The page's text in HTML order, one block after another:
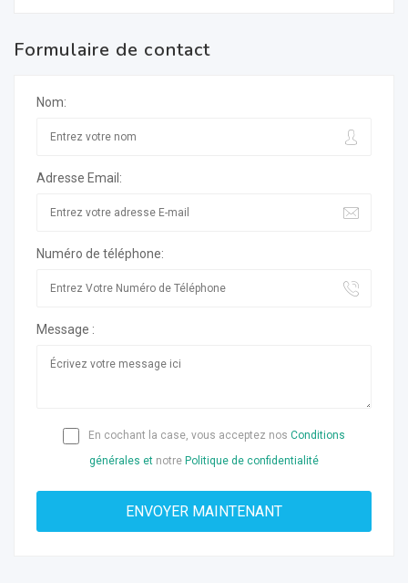
Formulaire de contact
Nom:
Adresse Email:
Numéro de téléphone:
Message :
En cochant la case, vous acceptez nos Conditions
générales et notre Politique de confidentialité